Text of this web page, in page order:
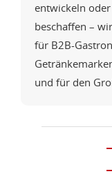
entwickeln
beschaffen –
für B2B-
und für den